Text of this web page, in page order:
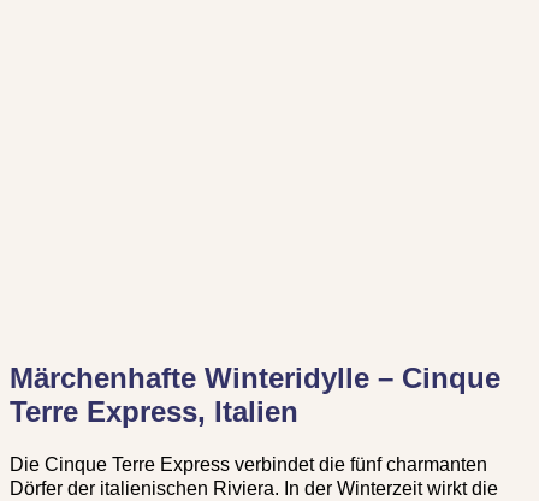
Märchenhafte Winteridylle – Cinque
Terre Express, Italien
Die Cinque Terre Express verbindet die fünf charmanten
Dörfer der italienischen Riviera. In der Winterzeit wirkt die